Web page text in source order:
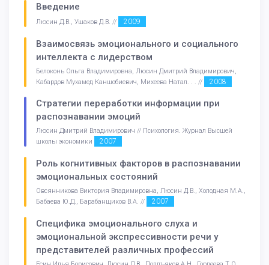
Введение
Люсин Д.В., Ушаков Д.В. // 2009
Взаимосвязь эмоционального и социального
интеллекта с лидерством
Белоконь Ольга Владимировна, Люсин Дмитрий Владимирович,
Кабардов Мухамед Каншобиевич, Михеева Натал. . . //
2008
Стратегии переработки информации при
распознавании эмоций
Люсин Дмитрий Владимирович // Психология. Журнал Высшей
школы экономики
2007
Роль когнитивных факторов в распознавании
эмоциональных состояний
Овсянникова Виктория Владимировна, Люсин Д.В., Холодная М.А.,
Бабаева Ю.Д., Барабанщиков В.А. //
2007
Специфика эмоционального слуха и
эмоциональной экспрессивности речи у
представителей различных профессий